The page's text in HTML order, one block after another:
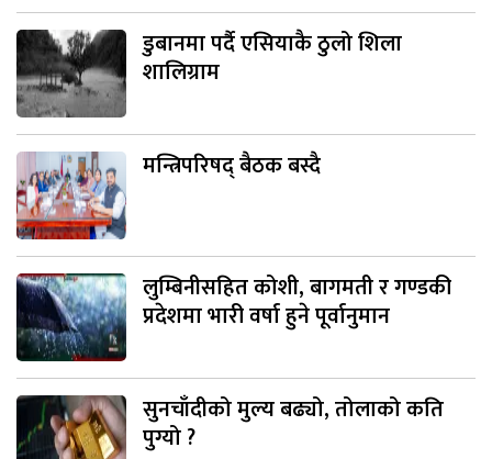
डुबानमा पर्दै एसियाकै ठुलो शिला
शालिग्राम
मन्त्रिपरिषद् बैठक बस्दै
लुम्बिनीसहित कोशी, बागमती र गण्डकी
प्रदेशमा भारी वर्षा हुने पूर्वानुमान
सुनचाँदीको मुल्य बढ्यो, तोलाको कति
पुग्यो ?